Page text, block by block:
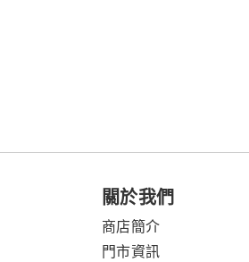
關於我們
商店簡介
門市資訊